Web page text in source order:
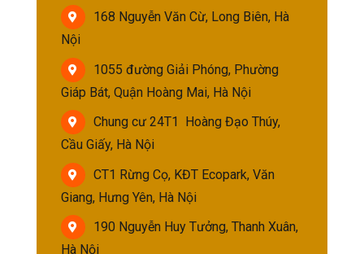
168 Nguyễn Văn Cừ, Long Biên, Hà
Nội
1055 đường Giải Phóng, Phường
Giáp Bát, Quận Hoàng Mai, Hà Nội
Chung cư 24T1 Hoàng Đạo Thúy,
Cầu Giấy, Hà Nội
CT1 Rừng Cọ, KĐT Ecopark, Văn
Giang, Hưng Yên, Hà Nội
190 Nguyễn Huy Tưởng, Thanh Xuân,
Hà Nội